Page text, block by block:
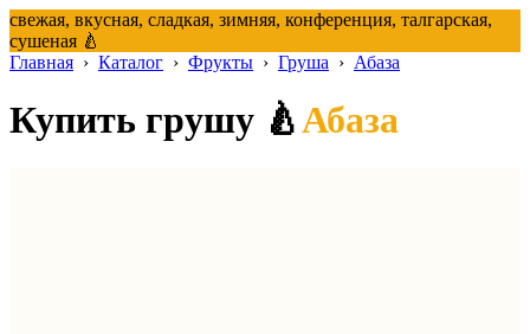
свежая, вкусная, сладкая, зимняя, конференция, талгарская,
сушеная 🍐
Главная › Каталог › Фрукты › Груша › Абаза
Купить грушу 🍐Абаза